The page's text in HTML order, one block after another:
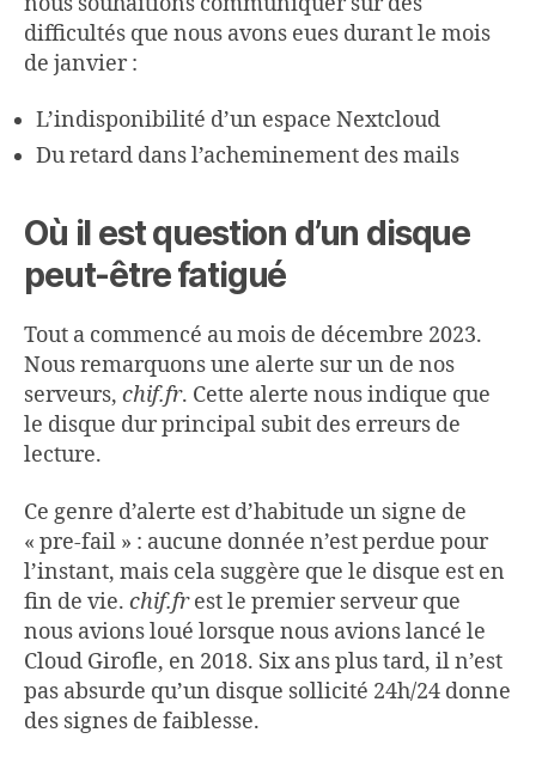
difficultés que nous avons eues durant le mois
de janvier :
L’indisponibilité d’un espace Nextcloud
Du retard dans l’acheminement des mails
Où il est question d’un disque
peut-être fatigué
Tout a commencé au mois de décembre 2023.
Nous remarquons une alerte sur un de nos
serveurs, chif.fr. Cette alerte nous indique que
le disque dur principal subit des erreurs de
lecture.
Ce genre d’alerte est d’habitude un signe de
« pre-fail » : aucune donnée n’est perdue pour
l’instant, mais cela suggère que le disque est en
fin de vie. chif.frest le premier serveur que
nous avions loué lorsque nous avions lancé le
Cloud Girofle, en 2018. Six ans plus tard, il n’est
pas absurde qu’un disque sollicité 24h/24 donne
des signes de faiblesse.